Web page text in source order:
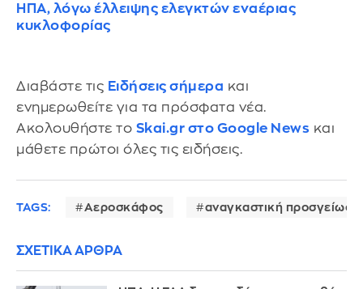
ΗΠΑ, λόγω έλλειψης ελεγκτών εναέριας
κυκλοφορίας
Διαβάστε τις Ειδήσεις σήμερα και
ενημερωθείτε για τα πρόσφατα νέα.
Ακολουθήστε το Skai.gr στο Google News και
μάθετε πρώτοι όλες τις ειδήσεις.
TAGS: Αεροσκάφος αναγκαστική προσγείωση
ΣΧΕΤΙΚΑ ΑΡΘΡΑ